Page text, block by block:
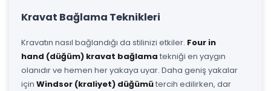
Kravat Bağlama Teknikleri
Kravatın nasıl bağlandığı da stilinizi etkiler. Four in
hand (düğüm) kravat bağlama tekniği en yaygın
olanıdır ve hemen her yakaya uyar. Daha geniş yakalar
için Windsor (kraliyet) düğümütercih edilirken, dar